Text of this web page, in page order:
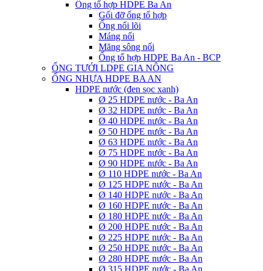
Ống tổ hợp HDPE Ba An
Gối đỡ ống tổ hợp
Ống nối lõi
Máng nối
Măng sông nối
Ống tổ hợp HDPE Ba An - BCP
ỐNG TƯỚI LDPE GIA NÔNG
ỐNG NHỰA HDPE BA AN
HDPE nước (đen sọc xanh)
Ø 25 HDPE nước - Ba An
Ø 32 HDPE nước - Ba An
Ø 40 HDPE nước - Ba An
Ø 50 HDPE nước - Ba An
Ø 63 HDPE nước - Ba An
Ø 75 HDPE nước - Ba An
Ø 90 HDPE nước - Ba An
Ø 110 HDPE nước - Ba An
Ø 125 HDPE nước - Ba An
Ø 140 HDPE nước - Ba An
Ø 160 HDPE nước - Ba An
Ø 180 HDPE nước - Ba An
Ø 200 HDPE nước - Ba An
Ø 225 HDPE nước - Ba An
Ø 250 HDPE nước - Ba An
Ø 280 HDPE nước - Ba An